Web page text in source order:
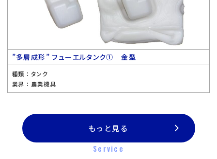
”多層成形” フューエルタンク① 金型
種類 ： タンク
業界 ： 農業機具
もっと見る
Service